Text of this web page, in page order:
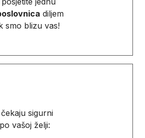
diljem
smo blizu vas!
sigurni
vašoj želji: